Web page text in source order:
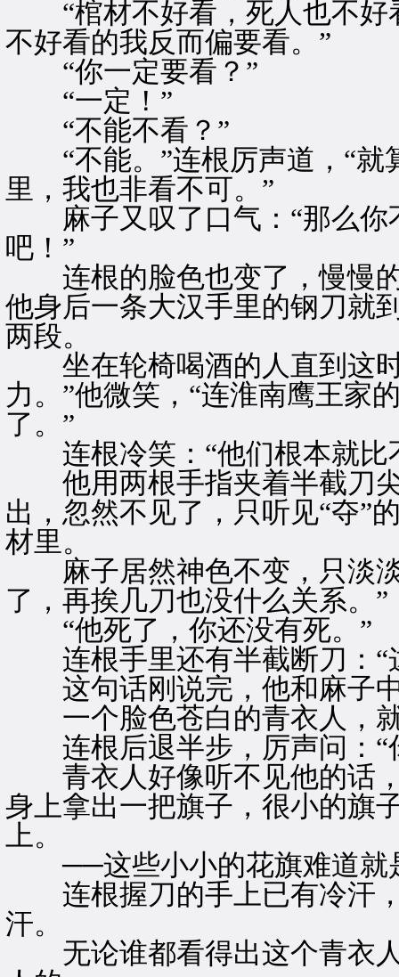
“棺材不好看，死人也不好
不好看的我反而偏要看。”
“你一定要看？”
“一定！”
“不能不看？”
“不能。”连根厉声道，“就
里，我也非看不可。”
麻子又叹了口气：“那么你
吧！”
连根的脸色也变了，慢慢的
他身后一条大汉手里的钢刀就
两段。
坐在轮椅喝酒的人直到这时
力。”他微笑，“连淮南鹰王家
了。”
连根冷笑：“他们根本就比
他用两根手指夹着半截刀尖
出，忽然不见了，只听见“夺”
材里。
麻子居然神色不变，只淡淡
了，再挨几刀也没什么关系。”
“他死了，你还没有死。”
连根手里还有半截断刀：“
这句话刚说完，他和麻子中
一个脸色苍白的青衣人，就
连根后退半步，厉声问：“
青衣人好像听不见他的话，
身上拿出一把旗子，很小的旗
上。
──这些小小的花旗难道就
连根握刀的手上已有冷汗，
汗。
无论谁都看得出这个青衣人